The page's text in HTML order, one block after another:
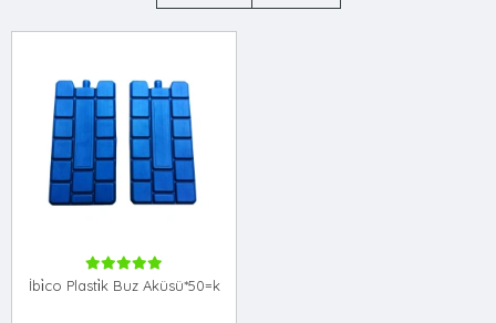
İbi̇co Plasti̇k Buz Aküsü*50=k